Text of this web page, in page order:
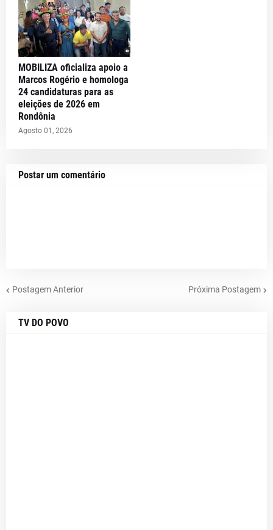
MOBILIZA oficializa apoio a
Marcos Rogério e homologa
24 candidaturas para as
eleições de 2026 em
Rondônia
Agosto 01, 2026
Postar um comentário
Postagem Anterior Próxima Postagem
TV DO POVO